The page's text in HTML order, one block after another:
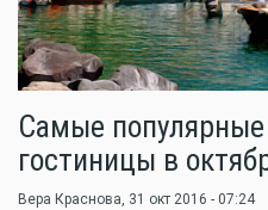
Самые
гостиницы в
Вера Краснова, 31 окт 2016 - 07:24